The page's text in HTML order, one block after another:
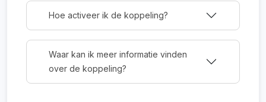
Hoe activeer ik de koppeling?
Waar kan ik meer informatie vinden
over de koppeling?